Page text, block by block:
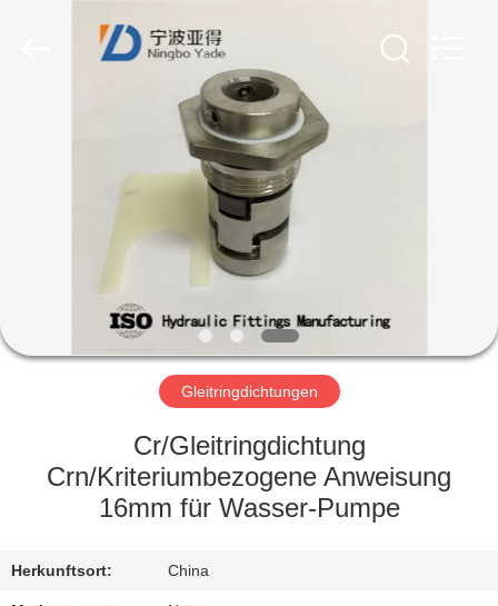
PRODUKTE
FABRIK-
QUALITÄTSKONTROLLE
SIE
Gleitringdichtungen
Cr/Gleitringdichtung
Crn/Kriteriumbezogene Anweisung
16mm für Wasser-Pumpe
Herkunftsort: China